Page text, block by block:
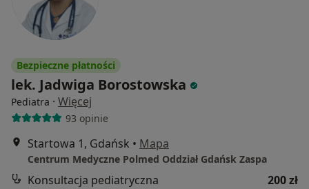
Bezpieczne płatności
lek. Jadwiga Borostowska
Pediatra · Więcej
93 opinie
Startowa 1, Gdańsk • Mapa
Centrum Medyczne Polmed Oddział Gdańsk Zaspa
Konsultacja pediatryczna
200 zł